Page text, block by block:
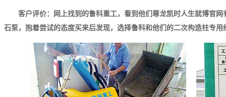
客户评价：网上找到的鲁科重工，看到他们尊龙凯时人生就博官
石泵，抱着尝试的态度买来后发现，选择鲁科和他们的二次构造柱专用